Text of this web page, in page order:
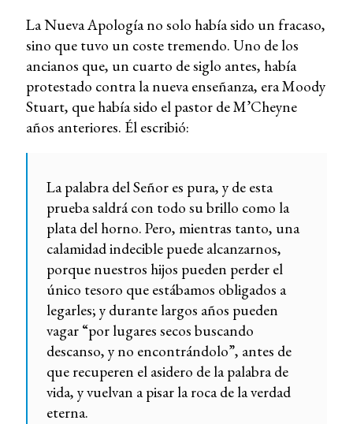
La Nueva Apología no solo había sido un fracaso,
sino que tuvo un coste tremendo. Uno de los
ancianos que, un cuarto de siglo antes, había
protestado contra la nueva enseñanza, era Moody
Stuart, que había sido el pastor de M’Cheyne
años anteriores. Él escribió:
La palabra del Señor es pura, y de esta
prueba saldrá con todo su brillo como la
plata del horno. Pero, mientras tanto, una
calamidad indecible puede alcanzarnos,
porque nuestros hijos pueden perder el
único tesoro que estábamos obligados a
legarles; y durante largos años pueden
vagar “por lugares secos buscando
descanso, y no encontrándolo”, antes de
que recuperen el asidero de la palabra de
vida, y vuelvan a pisar la roca de la verdad
eterna.